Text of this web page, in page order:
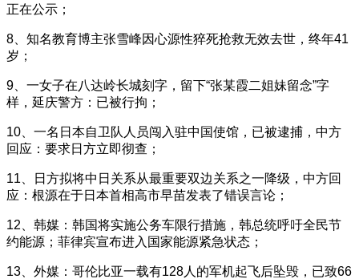
正在公示；
8、知名教育博主张雪峰因心源性猝死抢救无效去世，终年41
岁；
9、一女子在八达岭长城刻字，留下“张某霞二姐妹留念”字
样，延庆警方：已被行拘；
10、一名日本自卫队人员闯入驻中国使馆，已被逮捕，中方
回应：要求日方立即彻查；
11、日方拟将中日关系从最重要双边关系之一降级，中方回
应：根源在于日本首相高市早苗发表了错误言论；
12、韩媒：韩国将实施公务车限行措施，韩总统呼吁全民节
约能源；菲律宾宣布进入国家能源紧急状态；
13、外媒：哥伦比亚一载有128人的军机起飞后坠毁，已致66